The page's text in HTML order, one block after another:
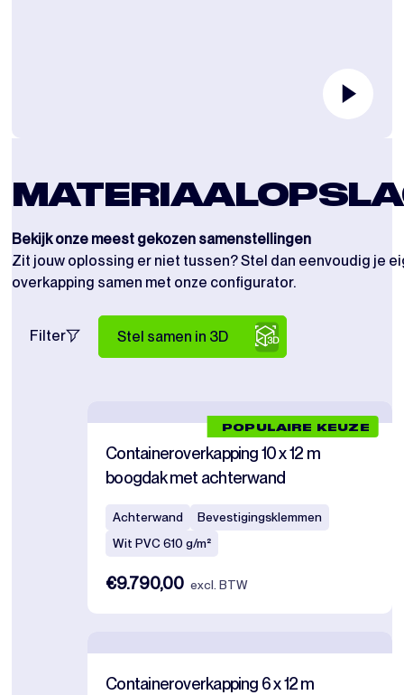
Bekijk onze meest gekozen samenstellingen
Zit jouw oplossing er niet tussen? Stel dan eenvoudig je
overkapping samen met onze configurator.
Filter Stel samen in 3D
POPULAIRE KEUZE
Containeroverkapping 10 x 12 m
boogdak met achterwand
Achterwand
Bevestigingsklemmen
Wit PVC 610 g/m²
€9.790,00 excl. BTW
Containeroverkapping 6 x 12 m